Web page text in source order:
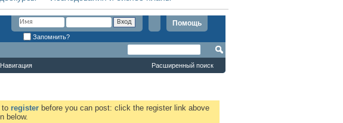
Помощь
Запомнить?
Навигация Расширенный поиск
to register before you can post: click the register link above
below.